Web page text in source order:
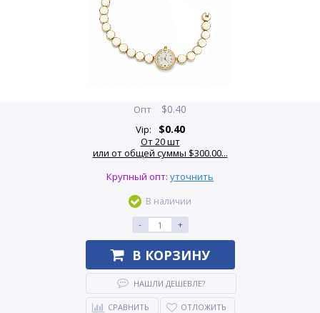
Опт $0.40
Vip: $0.40
От 20 шт
или от общей суммы $300.00...
Крупный опт: уточнить
В наличии
-
+
В КОРЗИНУ
НАШЛИ ДЕШЕВЛЕ?
СРАВНИТЬ ОТЛОЖИТЬ